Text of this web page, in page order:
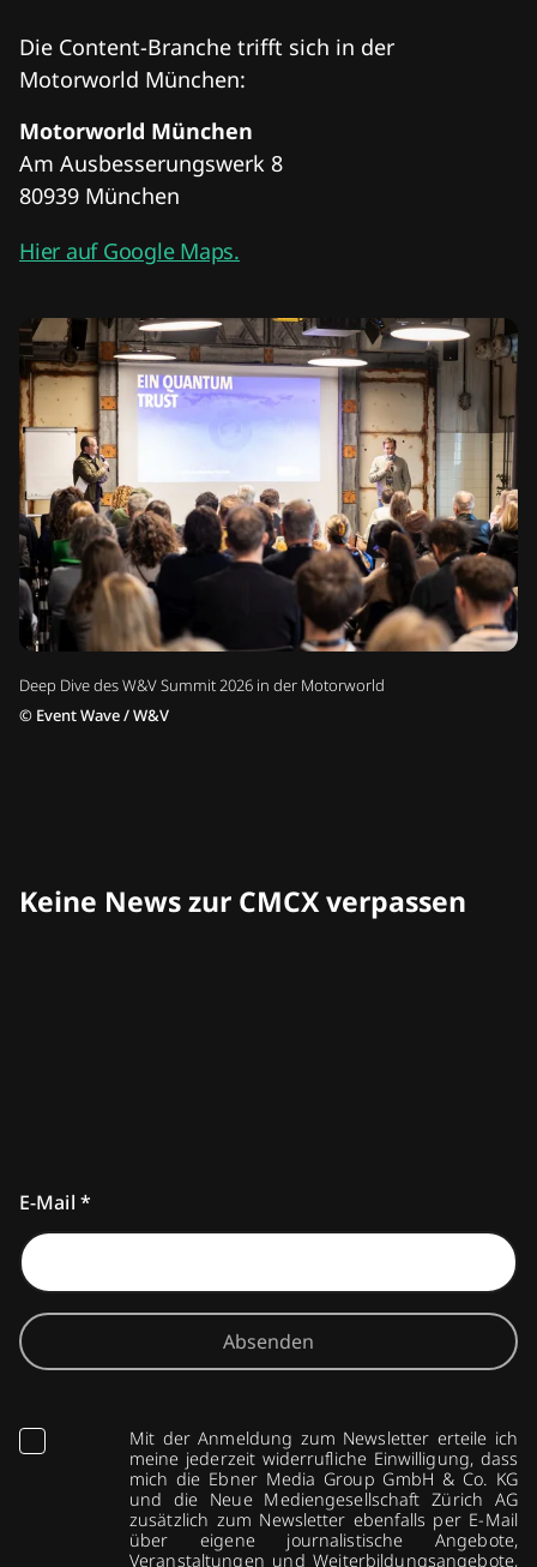
Deep Dive des W&V Summit 2026 in der Motorworld
© Event Wave / W&V
Die Content-Branche trifft sich in der
Motorworld München:
Motorworld München
Am Ausbesserungswerk 8
80939 München
Hier auf Google Maps.
Keine News zur CMCX verpassen
E-Mail *
Absenden
Mit der Anmeldung zum Newsletter erteile ich
meine jederzeit widerrufliche Einwilligung, dass
mich die Ebner Media Group GmbH & Co. KG
und die Neue Mediengesellschaft Zürich AG
zusätzlich zum Newsletter ebenfalls per E-Mail
über eigene journalistische Angebote,
Veranstaltungen und Weiterbildungsangebote,